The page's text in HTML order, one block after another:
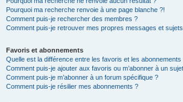
Pourquoi ma recherche renvoie à une page blanche ?!
Comment puis-je rechercher des membres ?
Comment puis-je retrouver mes propres messages et
Favoris et abonnements
Quelle est la différence entre les favoris et les abonnements
Comment puis-je ajouter aux favoris ou m’abonner à un
Comment puis-je m’abonner à un forum spécifique ?
Comment puis-je résilier mes abonnements ?